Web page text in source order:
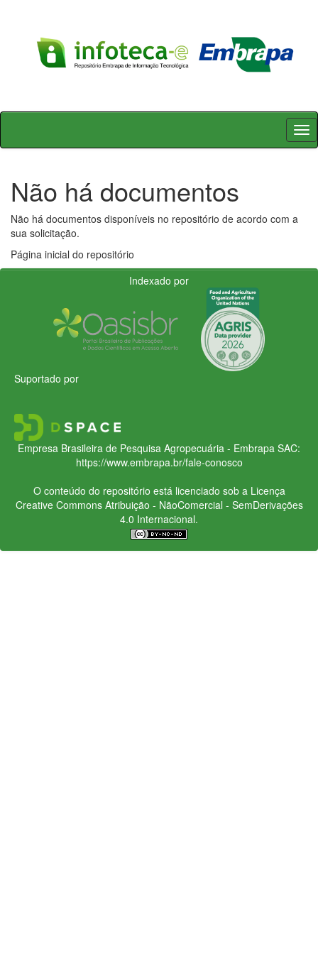
Skip
Não há documentos
Não há documentos disponíveis no repositório de acordo com a
sua solicitação.
Página inicial do repositório
Indexado por
Suportado por
Empresa Brasileira de Pesquisa Agropecuária - Embrapa SAC:
https://www.embrapa.br/fale-conosco
O conteúdo do repositório está licenciado sob a Licença
Creative CommonsAtribuição - NãoComercial - SemDerivações
4.0 Internacional.